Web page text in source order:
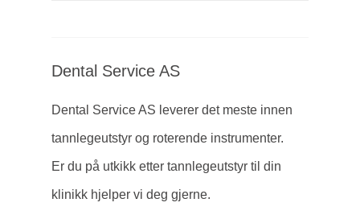
Dental Service AS
Dental Service AS leverer det meste innen
tannlegeutstyr og roterende instrumenter.
Er du på utkikk etter tannlegeutstyr til din
klinikk hjelper vi deg gjerne.